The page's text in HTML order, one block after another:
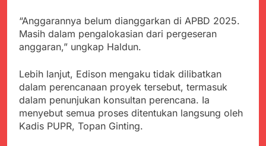
“Anggarannya belum dianggarkan di APBD 2025.
Masih dalam pengalokasian dari pergeseran
anggaran,” ungkap Haldun.
Lebih lanjut, Edison mengaku tidak dilibatkan
dalam perencanaan proyek tersebut, termasuk
dalam penunjukan konsultan perencana. Ia
menyebut semua proses ditentukan langsung oleh
Kadis PUPR, Topan Ginting.